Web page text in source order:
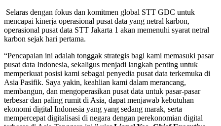
Selaras dengan fokus dan komitmen global STT GDC untuk
mencapai kinerja operasional pusat data yang netral karbon,
operasional pusat data STT Jakarta 1 akan memenuhi syarat netral
karbon sejak hari pertama.
“Pencapaian ini adalah tonggak strategis bagi kami memasuki pasar
pusat data Indonesia, sekaligus menjadi langkah penting untuk
memperkuat posisi kami sebagai penyedia pusat data terkemuka di
Asia Pasifik. Saya yakin, keahlian kami dalam merancang,
membangun, dan mengoperasikan pusat data untuk pasar-pasar
terbesar dan paling rumit di Asia, dapat menjawab kebutuhan
ekonomi digital Indonesia yang yang sedang marak, serta
mempercepat digitalisasi di negara dengan perekonomian digital